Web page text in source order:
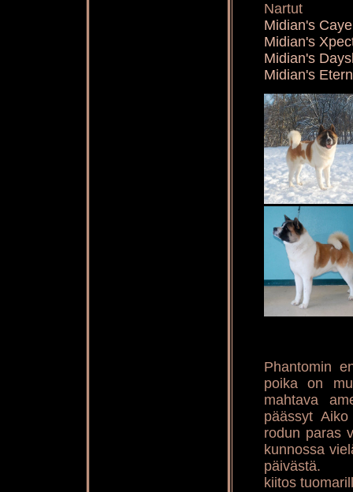
Nartut
Midian's
Midian's
Midian's
Midian's
Phantomin
poika on
mahtava
päässyt
rodun paras
kunnossa
päivästä.
kiitos